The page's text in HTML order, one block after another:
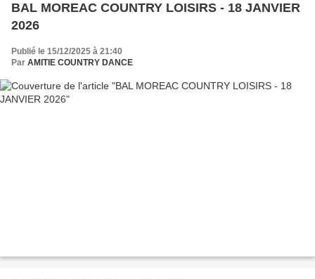
BAL MOREAC COUNTRY LOISIRS - 18 JANVIER
2026
Publié le 15/12/2025 à 21:40
Par AMITIE COUNTRY DANCE